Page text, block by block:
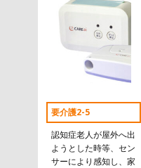
要介護2-5
認知症老人が屋外へ出
ようとした時等、セン
サーにより感知し、家